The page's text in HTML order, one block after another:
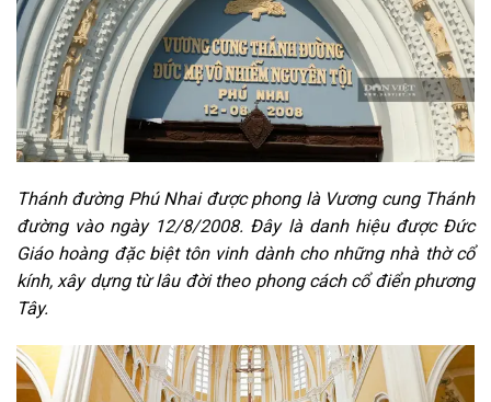
Thánh đường Phú Nhai được phong là Vương cung Thánh
đường vào ngày 12/8/2008. Đây là danh hiệu được Đức
Giáo hoàng đặc biệt tôn vinh dành cho những nhà thờ cổ
kính, xây dựng từ lâu đời theo phong cách cổ điển phương
Tây.